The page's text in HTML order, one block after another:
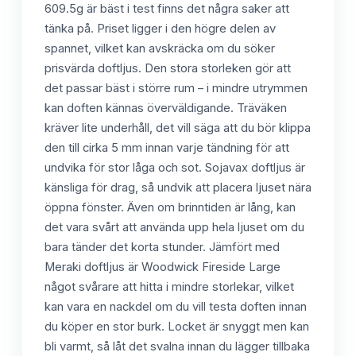
609.5g är bäst i test finns det några saker att
tänka på. Priset ligger i den högre delen av
spannet, vilket kan avskräcka om du söker
prisvärda doftljus. Den stora storleken gör att
det passar bäst i större rum – i mindre utrymmen
kan doften kännas överväldigande. Träväken
kräver lite underhåll, det vill säga att du bör klippa
den till cirka 5 mm innan varje tändning för att
undvika för stor låga och sot. Sojavax doftljus är
känsliga för drag, så undvik att placera ljuset nära
öppna fönster. Även om brinntiden är lång, kan
det vara svårt att använda upp hela ljuset om du
bara tänder det korta stunder. Jämfört med
Meraki doftljus är Woodwick Fireside Large
något svårare att hitta i mindre storlekar, vilket
kan vara en nackdel om du vill testa doften innan
du köper en stor burk. Locket är snyggt men kan
bli varmt, så låt det svalna innan du lägger tillbaka